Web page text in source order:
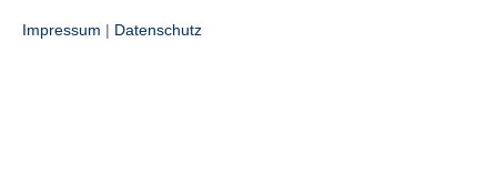
Impressum | Datenschutz